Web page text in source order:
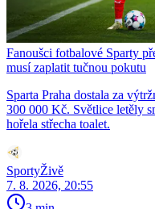
Fanoušci fotbalové Sparty
musí zaplatit tučnou pokutu
Sparta Praha dostala za
300 000 Kč. Světlice letěly
hořela střecha toalet.
SportyŽivě
7. 8. 2026, 20:55